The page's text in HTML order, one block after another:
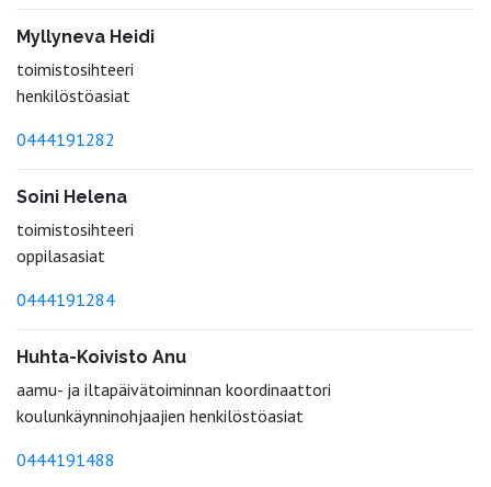
Myllyneva Heidi
toimistosihteeri
henkilöstöasiat
0444191282
Soini Helena
toimistosihteeri
oppilasasiat
0444191284
Huhta-Koivisto Anu
aamu- ja iltapäivätoiminnan koordinaattori
koulunkäynninohjaajien henkilöstöasiat
0444191488